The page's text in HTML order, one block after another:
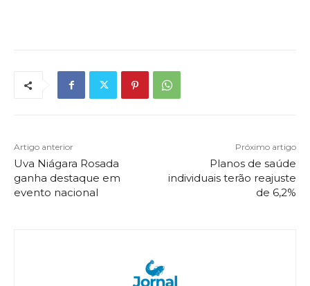
Artigo anterior
Uva Niágara Rosada
ganha destaque em
evento nacional
Próximo artigo
Planos de saúde
individuais terão reajuste
de 6,2%